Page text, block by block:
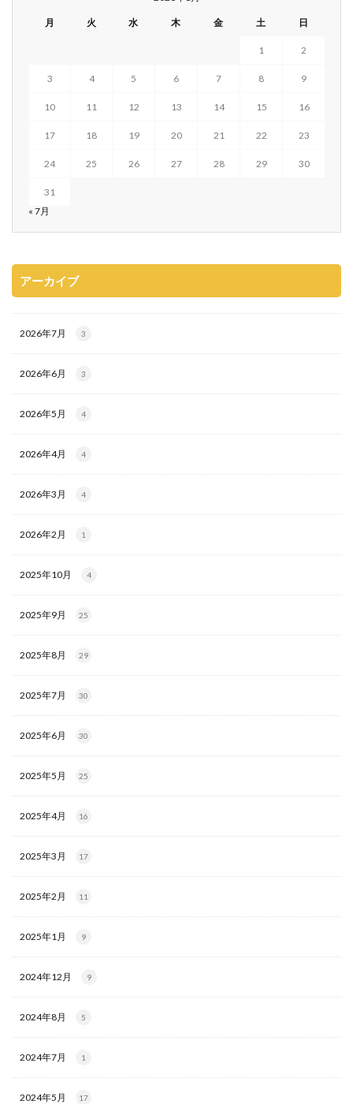
月 火 水 木 金 土 日
1 2
3 4 5 6 7 8 9
10 11 12 13 14 15 16
17 18 19 20 21 22 23
24 25 26 27 28 29 30
31
« 7月
アーカイブ
2026年7月 3
2026年6月 3
2026年5月 4
2026年4月 4
2026年3月 4
2026年2月 1
2025年10月 4
2025年9月 25
2025年8月 29
2025年7月 30
2025年6月 30
2025年5月 25
2025年4月 16
2025年3月 17
2025年2月 11
2025年1月 9
2024年12月 9
2024年8月 5
2024年7月 1
2024年5月 17